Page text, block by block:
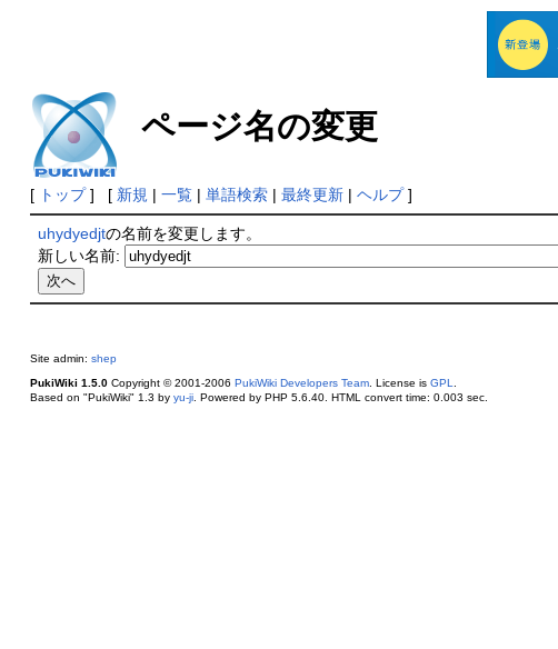
ページ名の変更
[ トップ] [ 新規 | 一覧| 単語検索| 最終更新| ヘルプ]
uhydyedjtの名前を変更します。
新しい名前:
Site admin: shep
PukiWiki 1.5.0Copyright © 2001-2006 PukiWiki Developers Team. License is GPL.
Based on "PukiWiki" 1.3 by yu-ji. Powered by PHP 5.6.40. HTML convert time: 0.003 sec.